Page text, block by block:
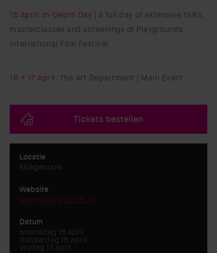
15 April: In-Depth Day | A full day of extensive talks,
masterclasses and screenings of Playgrounds
International Film Festival
16 + 17 April: The Art Department | Main Event
Tickets bestellen
Locatie
Klokgebouw
Website
weareplaygrounds.nl
Datum
woensdag 15 april
donderdag 16 april
vrijdag 17 april